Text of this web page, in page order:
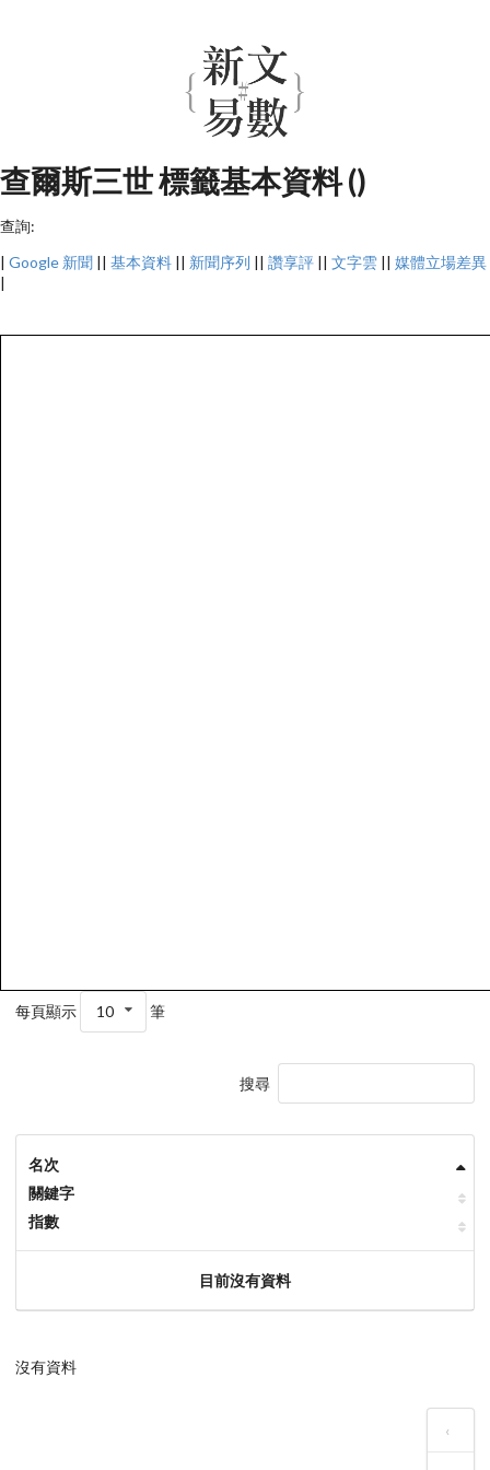
查爾斯三世 標籤基本資料 ()
查詢:
| Google 新聞 || 基本資料 || 新聞序列 || 讚享評 || 文字雲 || 媒體立場差異
|
每頁顯示 10 筆
搜尋
名次
關鍵字
指數
目前沒有資料
沒有資料
‹